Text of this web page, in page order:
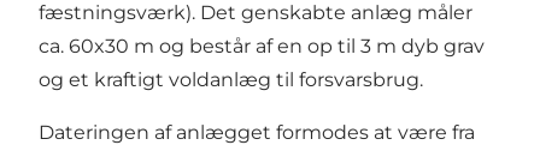
fæstningsværk). Det genskabte anlæg måler
ca. 60x30 m og består af en op til 3 m dyb grav
og et kraftigt voldanlæg til forsvarsbrug.
Dateringen af anlægget formodes at være fra